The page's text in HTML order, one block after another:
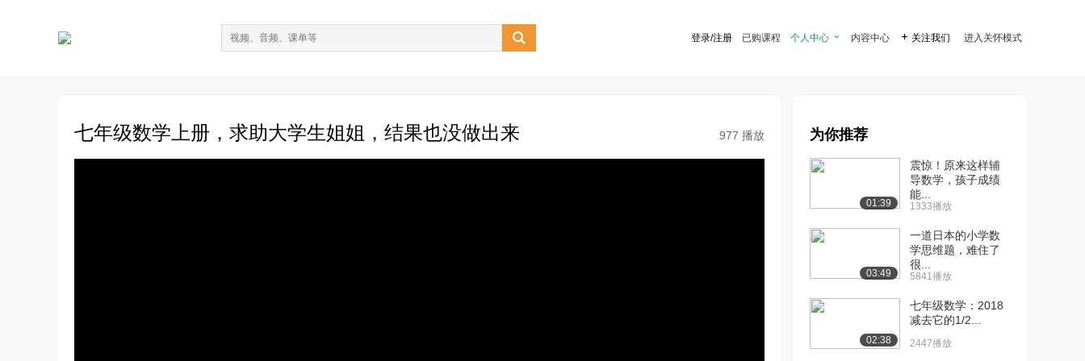
 登录/注册 已购课程 个人中心  内容中心  关注我们 进入关怀模式
七年级数学上册，求助大学生姐姐，结果也没做出来 977 播放 为你推荐
01:39
震惊！原来这样辅
导数学，孩子成绩
能...
1333播放
03:49
一道日本的小学数
学思维题，难住了
很...
5841播放
02:38
七年级数学：2018
减去它的1/2...
2447播放